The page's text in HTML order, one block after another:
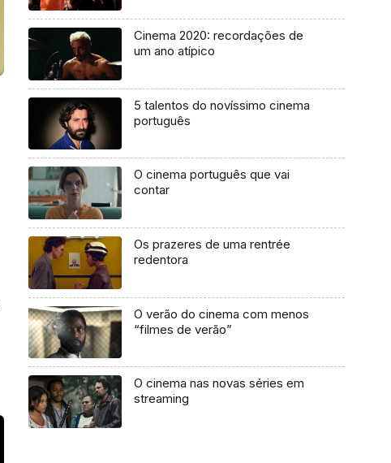
Cinema 2020: recordações de
um ano atípico
5 talentos do novíssimo cinema
português
O cinema português que vai
contar
Os prazeres de uma rentrée
redentora
O verão do cinema com menos
“filmes de verão”
O cinema nas novas séries em
streaming